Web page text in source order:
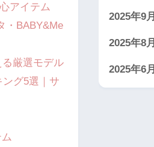
アイテム
・BABY&Me
る厳選モデル
グ5選｜サ
2025年9月
2025年8月
2025年6月